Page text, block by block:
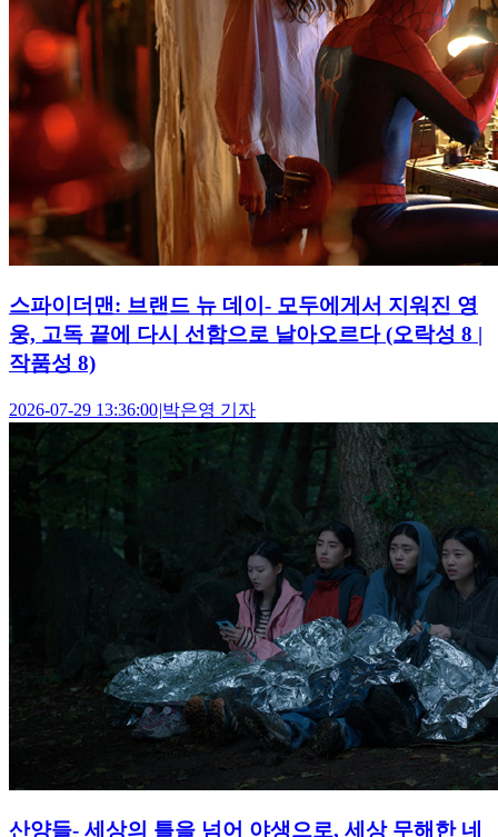
스파이더맨: 브랜드 뉴 데이- 모두에게서 지워진 영
웅, 고독 끝에 다시 선함으로 날아오르다 (오락성 8 |
작품성 8)
2026-07-29 13:36:00|박은영 기자
산양들- 세상의 틀을 넘어 야생으로, 세상 무해한 네